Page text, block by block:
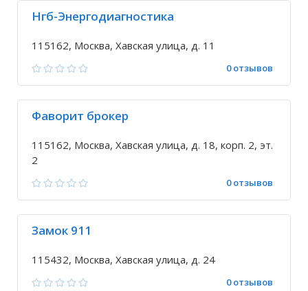
Нгб-Энергодиагностика
115162, Москва, Хавская улица, д. 11
0 отзывов
Фаворит брокер
115162, Москва, Хавская улица, д. 18, корп. 2, эт.
2
0 отзывов
Замок 911
115432, Москва, Хавская улица, д. 24
0 отзывов